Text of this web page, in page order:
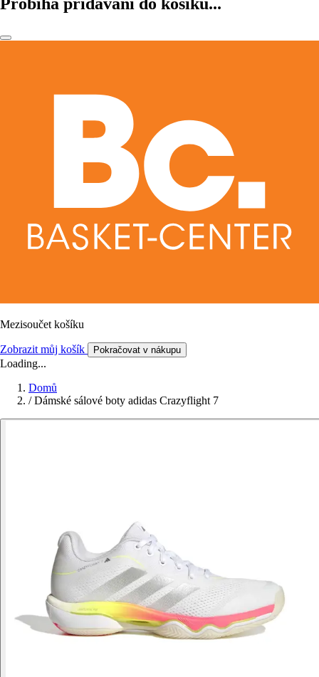
Probíhá přidávání do košíku...
Mezisoučet košíku
Zobrazit můj košík Pokračovat v nákupu
Loading...
Domů
/ Dámské sálové boty adidas Crazyflight 7